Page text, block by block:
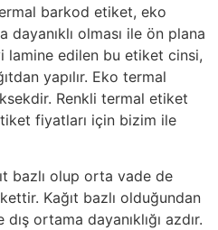
barkod etiket, eko
olması ile ön plana
lamine edilen bu etiket cinsi,
yapılır. Eko termal
Renkli termal etiket
fiyatları için bizim ile
bazlı olup orta vade de
Kağıt bazlı olduğundan
ortama dayanıklığı azdır.